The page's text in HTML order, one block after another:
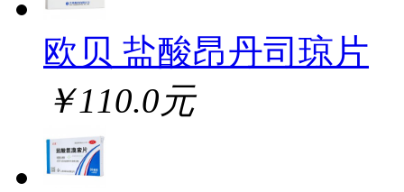
欧贝 盐酸昂丹司琼片
￥110.0元